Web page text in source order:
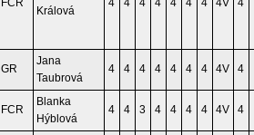
FCR
Králová
4 4 4 4 4 4 4 4V 4
GR
Jana
Taubrová
4 4 4 4 4 4 4 4V 4
FCR
Blanka
Hýblová
4 4 3 4 4 4 4 4V 4